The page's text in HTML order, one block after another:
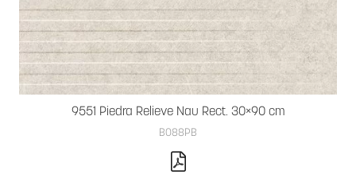
9551 Piedra Relieve Nau Rect. 30×90 cm
B088PB